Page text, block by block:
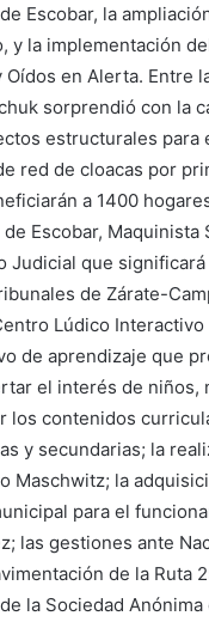
Escobar, la
y la implementación
Oídos en Alerta. Entre
sorprendió con la
estructurales para
red de cloacas por
a 1400
Escobar, Maquinista
Judicial que
de Zárate-
Lúdico Interactivo
de aprendizaje que
el interés de niños,
los contenidos
y secundarias; la
Maschwitz; la
para el
las gestiones ante
de la Ruta
la Sociedad Anónima